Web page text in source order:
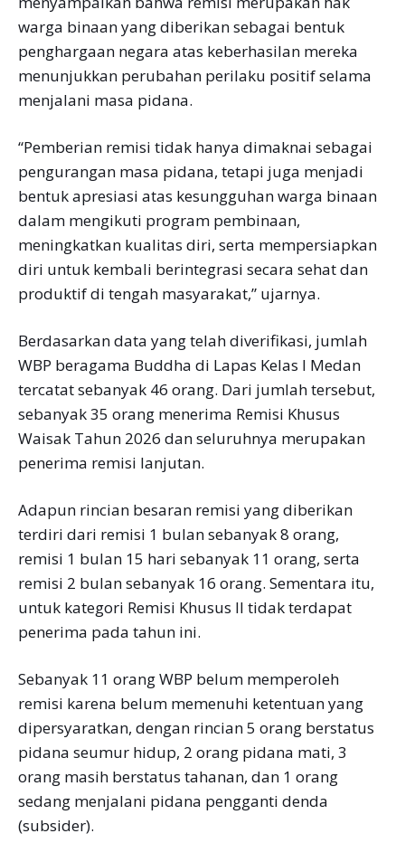
warga binaan yang diberikan sebagai bentuk
penghargaan negara atas keberhasilan mereka
menunjukkan perubahan perilaku positif selama
menjalani masa pidana.
“Pemberian remisi tidak hanya dimaknai sebagai
pengurangan masa pidana, tetapi juga menjadi
bentuk apresiasi atas kesungguhan warga binaan
dalam mengikuti program pembinaan,
meningkatkan kualitas diri, serta mempersiapkan
diri untuk kembali berintegrasi secara sehat dan
produktif di tengah masyarakat,” ujarnya.
Berdasarkan data yang telah diverifikasi, jumlah
WBP beragama Buddha di Lapas Kelas I Medan
tercatat sebanyak 46 orang. Dari jumlah tersebut,
sebanyak 35 orang menerima Remisi Khusus
Waisak Tahun 2026 dan seluruhnya merupakan
penerima remisi lanjutan.
Adapun rincian besaran remisi yang diberikan
terdiri dari remisi 1 bulan sebanyak 8 orang,
remisi 1 bulan 15 hari sebanyak 11 orang, serta
remisi 2 bulan sebanyak 16 orang. Sementara itu,
untuk kategori Remisi Khusus II tidak terdapat
penerima pada tahun ini.
Sebanyak 11 orang WBP belum memperoleh
remisi karena belum memenuhi ketentuan yang
dipersyaratkan, dengan rincian 5 orang berstatus
pidana seumur hidup, 2 orang pidana mati, 3
orang masih berstatus tahanan, dan 1 orang
sedang menjalani pidana pengganti denda
(subsider).